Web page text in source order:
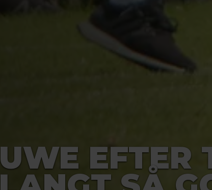
UWE EFTER